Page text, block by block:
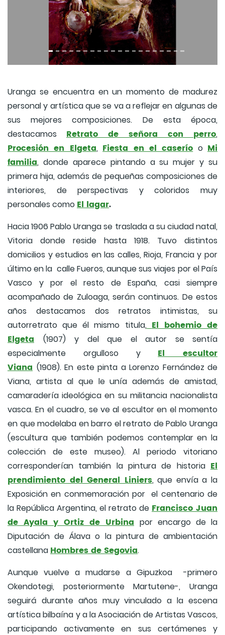
Uranga se encuentra en un momento de madurez
personal y artística que se va a reflejar en algunas de
sus mejores composiciones. De esta época,
destacamos Retrato de señora con perro,
Procesión en Elgeta, Fiesta en el caserío o Mi
familia, donde aparece pintando a su mujer y su
primera hija, además de pequeñas composiciones de
interiores, de perspectivas y coloridos muy
personales comoEl lagar.
Hacia 1906 Pablo Uranga se traslada a su ciudad natal,
Vitoria donde reside hasta 1918. Tuvo distintos
domicilios y estudios en las calles, Rioja, Francia y por
último en la calle Fueros, aunque sus viajes por el País
Vasco y por el resto de España, casi siempre
acompañado de Zuloaga, serán continuos. De estos
años destacamos dos retratos intimistas, su
autorretrato que él mismo titula, El bohemio de
Elgeta
(1907)
y del que el autor se sentía
especialmente orgulloso y El escultor
Viana (1908). En este pinta a Lorenzo Fernández de
Viana, artista al que le unía además de amistad,
camaradería ideológica en su militancia nacionalista
vasca. En el cuadro, se ve al escultor en el momento
en que modelaba en barro el retrato de Pablo Uranga
(escultura que también podemos contemplar en la
colección de este museo). Al periodo vitoriano
corresponderían también la pintura de historia El
prendimiento del General Liniers, que envía a la
Exposición en conmemoración por el centenario de
la República Argentina, el retrato de Francisco Juan
de Ayala y Ortiz de Urbina por encargo de la
Diputación de Álava o la pintura de ambientación
castellanaHombres de Segovia.
Aunque vuelve a mudarse a Gipuzkoa -primero
Okendotegi, posteriormente Martutene-, Uranga
seguirá durante años muy vinculado a la escena
artística bilbaína y a la Asociación de Artistas Vascos,
participando activamente en sus certámenes y